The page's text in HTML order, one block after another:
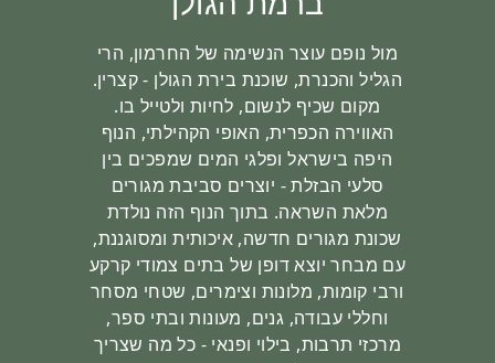
מול נופם עוצר הנשימה של החרמון, הרי
הגליל והכנרת, שוכנת בירת הגולן - קצרין.
מקום שכיף לנשום, לחיות ולטייל בו.
האווירה הכפרית, האופי הקהילתי, הנוף
היפה בישראל ופלגי המים שמפכים בין
סלעי הבזלת - יוצרים סביבת מגורים
מלאת השראה. בתוך הנוף הזה נולדת
שכונת מגורים חדשה, איכותית ומסוגננת,
עם מבחר יוצא דופן של בתים צמודי קרקע
ורבי קומות, מלונות וצימרים, שטחי מסחר
וחללי עבודה, גנים, מעונות ובתי ספר,
מרכזי תרבות, בילוי ופנאי - כל מה שצריך